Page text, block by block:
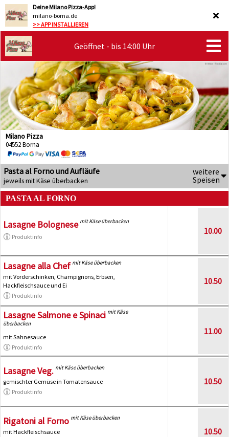
Deine Milano Pizza-App!
milano-borna.de
>> APP INSTALLIEREN
Geöffnet - bis 14:00 Uhr
Milano Pizza
04552 Borna
Pasta al Forno und Aufläufe
jeweils mit Käse überbacken
weitere
Speisen
PASTA AL FORNO
Lasagne Bolognese mit Käse überbacken
Produktinfo
10.00
Lasagne alla Chef mit Käse überbacken
mit Vorderschinken, Champignons, Erbsen,
Hackfleischsauce und Ei
Produktinfo
10.50
Lasagne Salmone e Spinaci mit Käse
überbacken
mit Sahnesauce
Produktinfo
11.00
Lasagne Veg. mit Käse überbacken
gemischter Gemüse in Tomatensauce
Produktinfo
10.50
Rigatoni al Forno mit Käse überbacken
mit Hackfleischsauce
10.50